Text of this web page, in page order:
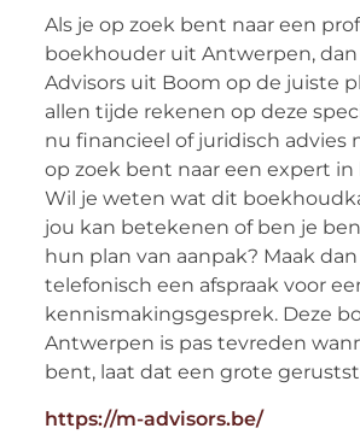
Als je op zoek bent naar een
boekhouder uit Antwerpen,
Advisors uit Boom op de juiste
allen tijde rekenen op deze
nu financieel of juridisch advies
op zoek bent naar een expert
Wil je weten wat dit
jou kan betekenen of ben je
hun plan van aanpak? Maak
telefonisch een afspraak voor
kennismakingsgesprek. Deze
Antwerpen is pas tevreden
bent, laat dat een grote
https://m-advisors.be/